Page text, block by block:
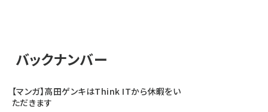
バックナンバー
【マンガ】高田ゲンキはThink ITから休暇をい
ただきます